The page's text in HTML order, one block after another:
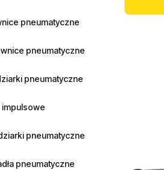
pneumatyczne
pneumatyczne
pneumatyczne
impulsowe
pneumatyczne
pneumatyczne